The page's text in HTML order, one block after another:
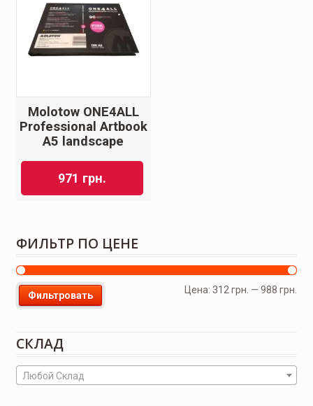
Molotow ONE4ALL
Professional Artbook
A5 landscape
971 грн.
ФИЛЬТР ПО ЦЕНЕ
Фильтровать
Цена:312 грн. —988 грн.
СКЛАД
Любой Склад